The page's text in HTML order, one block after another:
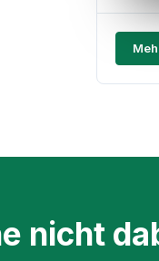
nicht